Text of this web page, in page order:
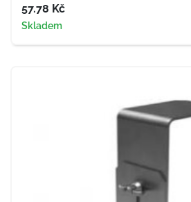
Cena
57.78 Kč
Dostupnost
Skladem